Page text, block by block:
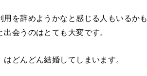
を辞めようかなと感じる人もいるか
会うのはとても大変です。
どんどん結婚してしまいます。